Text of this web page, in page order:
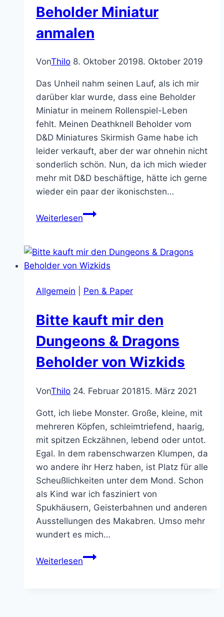
Beholder Miniatur
anmalen
VonThilo 8. Oktober 20198. Oktober 2019
Das Unheil nahm seinen Lauf, als ich mir
darüber klar wurde, dass eine Beholder
Miniatur in meinem Rollenspiel-Leben
fehlt. Meinen Deathknell Beholder vom
D&D Miniatures Skirmish Game habe ich
leider verkauft, aber der war ohnehin nicht
sonderlich schön. Nun, da ich mich wieder
mehr mit D&D beschäftige, hätte ich gerne
wieder ein paar der ikonischsten…
WeiterlesenDumm:
und
trübem
eine
Miniatur
anmalen
Allgemein Pen & Paper
Bitte kauft mir den
Dungeons & Dragons
Beholder von Wizkids
VonThilo 24. Februar 201815. März 2021
Gott, ich liebe Monster. Große, kleine, mit
mehreren Köpfen, schleimtriefend, haarig,
mit spitzen Eckzähnen, lebend oder untot.
Egal. In dem rabenschwarzen Klumpen, da
wo andere ihr Herz haben, ist Platz für alle
Scheußlichkeiten unter dem Mond. Schon
als Kind war ich fasziniert von
Spukhäusern, Geisterbahnen und anderen
Ausstellungen des Makabren. Umso mehr
wundert es mich…
WeiterlesenBitte